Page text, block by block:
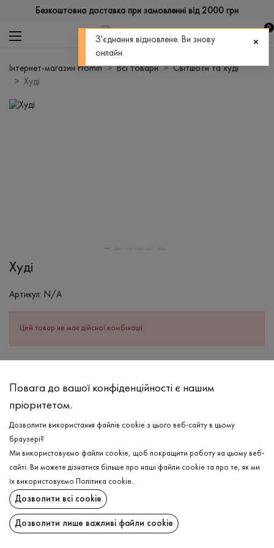
Безкоштовна доставка при замовленні від 2000 грн
0
Інтернет-магазин Promin Всі товари
Світшоти та худі
Худі
Худі
Артикул: N/A
Цей товар не має дійсної комбінації.
СКЛАД
Бавовна - 100%
ДОГЛЯД
Прання в теплій воді (до 40°С)
Відбілювання заборонено
Прасувати при високій температурі
Можна віджимати і сушити в пральній машині
Хімчистка дозволена
ДОСТАВКА
ПОВЕРНЕННЯ
Повага до вашої конфіденційності є нашим
пріоритетом.
Дозволити використання файлів cookie з цього веб-сайту в цьому
браузері?
Ми використовуємо файли cookie, щоб покращити роботу на цьому веб-
сайті. Ви можете дізнатися більше про наші файли cookie та про те, як ми
їх використовуємо
Політика cookie.
Дозволити всі cookie
Дозволити лише важливі файли cookie
З'єднання відновлене. Ви знову
онлайн.